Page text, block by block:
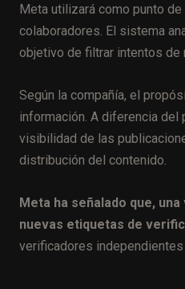
Meta utilizará como punto
colaboradores. El sistema
objetivo de filtrar intentos de
Según la compañía, el
información. A diferencia del
visibilidad de las
distribución del contenido.
Meta ha señalado que,
nuevas etiquetas de
verificadores independientes